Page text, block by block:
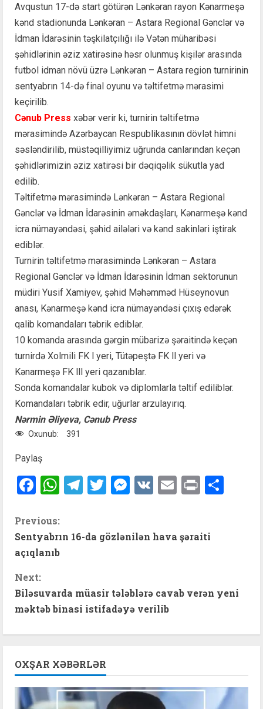
Avqustun 17-də start götürən Lənkəran rayon Kənarmeşə
kənd stadionunda Lənkəran – Astara Regional Gənclər və
İdman İdarəsinin təşkilatçılığı ilə Vətən müharibəsi
şəhidlərinin əziz xatirəsinə həsr olunmuş kişilər arasında
futbol idman növü üzrə Lənkəran – Astara region turnirinin
sentyabrın 14-də final oyunu və təltifetmə mərasimi
keçirilib.
Cənub Press xəbər verir ki, turnirin təltifetmə
mərasimində Azərbaycan Respublikasının dövlət himni
səsləndirilib, müstəqilliyimiz uğrunda canlarından keçən
şəhidlərimizin əziz xatirəsi bir dəqiqəlik sükutla yad
edilib.
Təltifetmə mərasimində Lənkəran – Astara Regional
Gənclər və İdman İdarəsinin əməkdaşları, Kənarmeşə kənd
icra nümayəndəsi, şəhid ailələri və kənd sakinləri iştirak
ediblər.
Turnirin təltifetmə mərasimində Lənkəran – Astara
Regional Gənclər və İdman İdarəsinin İdman sektorunun
müdiri Yusif Xamiyev, şəhid Məhəmməd Hüseynovun
anası, Kənarmeşə kənd icra nümayəndəsi çıxış edərək
qalib komandaları təbrik ediblər.
10 komanda arasında gərgin mübarizə şəraitində keçən
turnirdə Xolmili FK l yeri, Tütəpeştə FK ll yeri və
Kənarmeşə FK lll yeri qazanıblar.
Sonda komandalar kubok və diplomlarla təltif ediliblər.
Komandaları təbrik edir, uğurlar arzulayırıq.
Nərmin Əliyeva, Cənub Press
Oxunub: 391
Paylaş
Facebook
WhatsApp
Telegram
Twitter
Messenger
VK Email
Print
C
o
n
t
u
e
Previous:
Sentyabrın 16-da gözlənilən hava şəraiti
açıqlanıb
Next:
Biləsuvarda müasir tələblərə cavab verən yeni
məktəb binasi istifadəyə verilib
OXŞAR XƏBƏRLƏR